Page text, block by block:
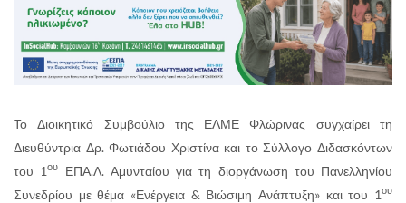
Το Διοικητικό Συμβούλιο της ΕΛΜΕ Φλώρινας συγχαίρει τη
Διευθύντρια Δρ. Φωτιάδου Χριστίνα και το Σύλλογο Διδασκόντων
του 1ου
ΕΠΑ.Λ. Αμυνταίου για τη διοργάνωση του Πανελληνίου
Συνεδρίου με θέμα «Ενέργεια & Βιώσιμη Ανάπτυξη» και του 1ου